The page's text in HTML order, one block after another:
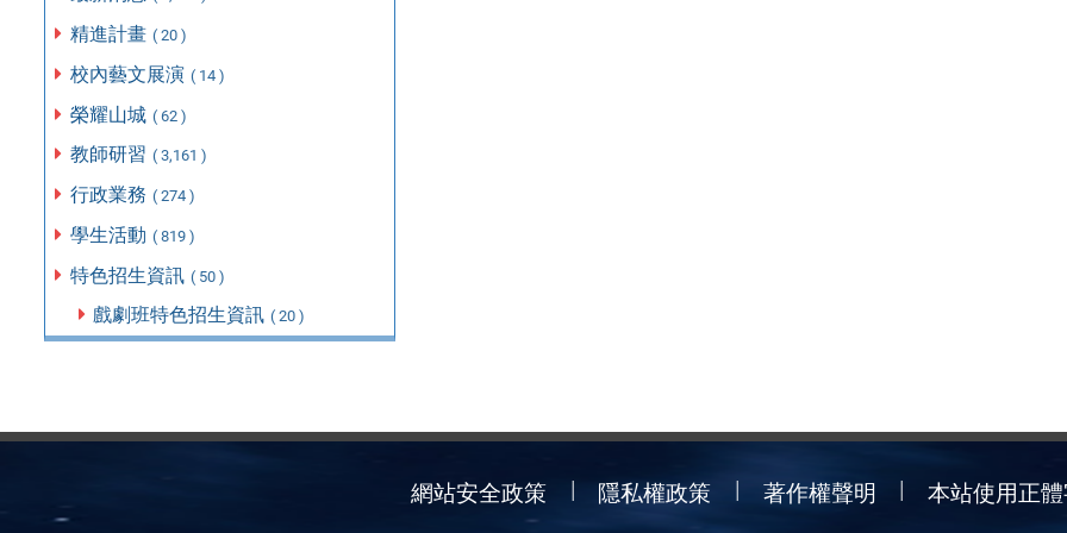
精進計畫 ( 20 )
校內藝文展演 ( 14 )
榮耀山城 ( 62 )
教師研習 ( 3,161 )
行政業務 ( 274 )
學生活動 ( 819 )
特色招生資訊 ( 50 )
戲劇班特色招生資訊 ( 20 )
網站安全政策 隱私權政策 著作權聲明 本站使用正